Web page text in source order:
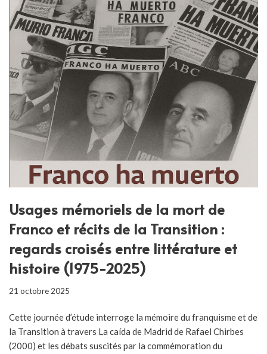
Usages mémoriels de la mort de
Franco et récits de la Transition :
regards croisés entre littérature et
histoire (1975-2025)
21 octobre 2025
Cette journée d’étude interroge la mémoire du franquisme et de
la Transition à travers La caída de Madrid de Rafael Chirbes
(2000) et les débats suscités par la commémoration du